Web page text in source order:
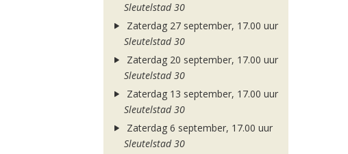
Sleutelstad 30
Zaterdag 27 september, 17.00 uur
Sleutelstad 30
Zaterdag 20 september, 17.00 uur
Sleutelstad 30
Zaterdag 13 september, 17.00 uur
Sleutelstad 30
Zaterdag 6 september, 17.00 uur
Sleutelstad 30